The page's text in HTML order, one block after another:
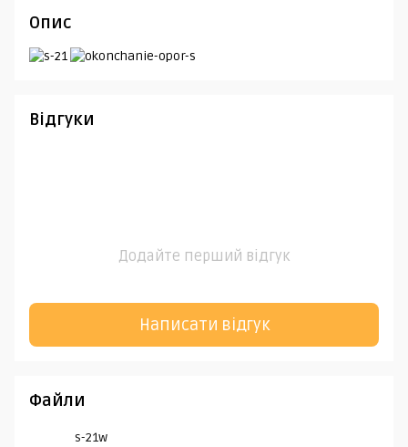
Опис
Відгуки
Додайте перший відгук
Написати відгук
Файли
s-21w